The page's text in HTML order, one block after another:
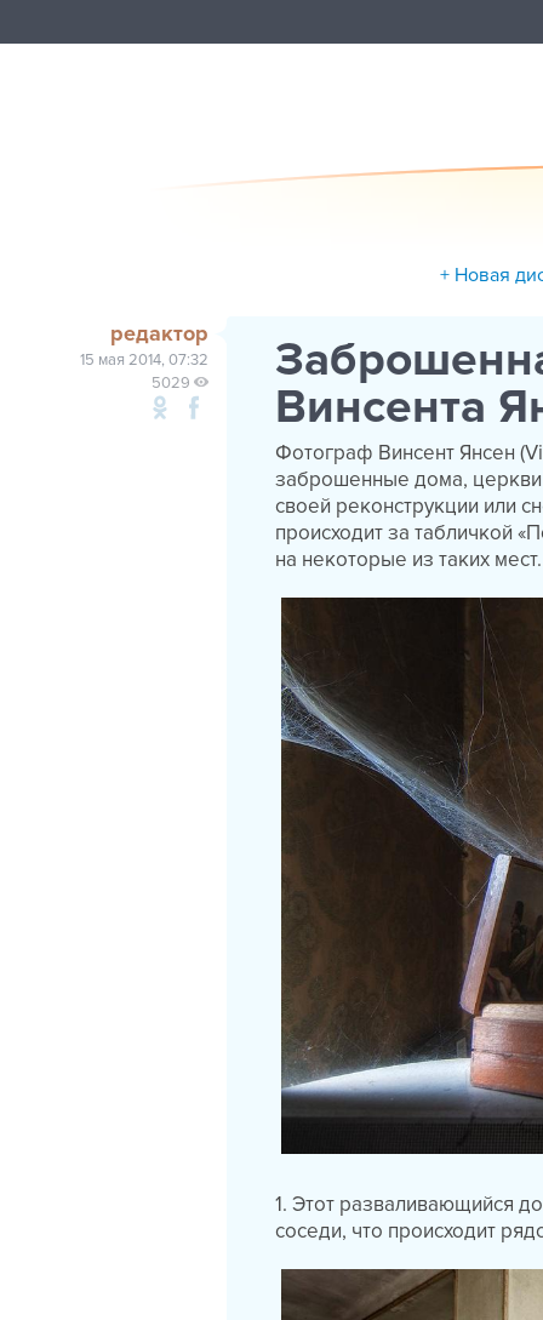
+ Новая
редактор
15 мая 2014, 07:32
5029
Винсента
Фотограф Винсент Янсен
заброшенные дома,
своей реконструкции или
происходит за табличкой
на некоторые из таких мест.
1. Этот разваливающийся
соседи, что происходит